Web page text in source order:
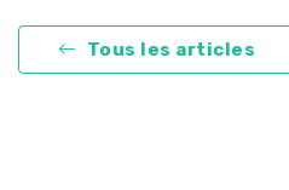
Tous les articles